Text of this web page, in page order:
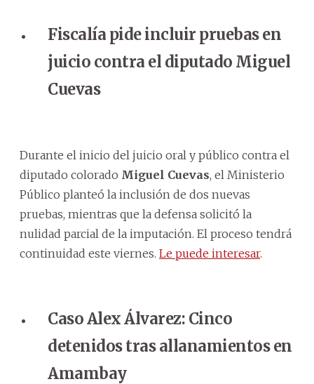
Fiscalía pide incluir pruebas en
juicio contra el diputado Miguel
Cuevas
Durante el inicio del juicio oral y público contra el
diputado colorado Miguel Cuevas, el Ministerio
Público planteó la inclusión de dos nuevas
pruebas, mientras que la defensa solicitó la
nulidad parcial de la imputación. El proceso tendrá
continuidad este viernes. Le puede interesar.
Caso Alex Álvarez: Cinco
detenidos tras allanamientos en
Amambay